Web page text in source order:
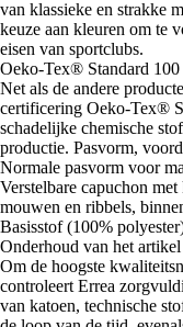
van klassieke en strakke
keuze aan kleuren om te
eisen van sportclubs.
Oeko-Tex® Standard
Net als de andere
certificering Oeko-Tex®
schadelijke chemische
productie. Pasvorm,
Normale pasvorm voor
Verstelbare capuchon
mouwen en ribbels,
Basisstof (100%
Onderhoud van het artikel
Om de hoogste
controleert Errea
van katoen, technische